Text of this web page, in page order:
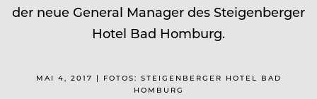
der neue General Manager des Steigenberger
Hotel Bad Homburg.
MAI 4, 2017 | FOTOS: STEIGENBERGER HOTEL BAD
HOMBURG